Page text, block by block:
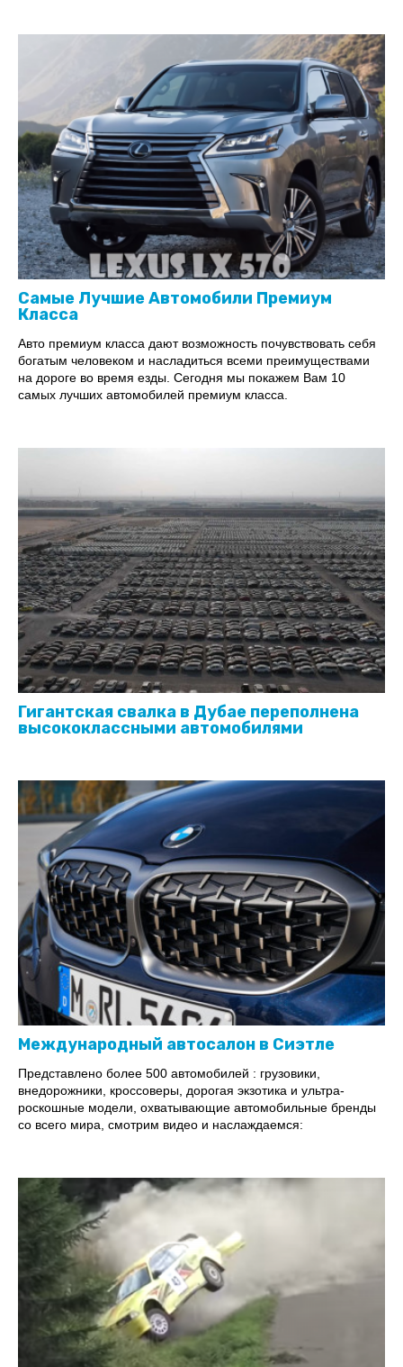
Самые Лучшие Автомобили Премиум
Класса
Авто премиум класса дают возможность почувствовать себя
богатым человеком и насладиться всеми преимуществами
на дороге во время езды. Сегодня мы покажем Вам 10
самых лучших автомобилей премиум класса.
Гигантская свалка в Дубае переполнена
высококлассными автомобилями
Международный автосалон в Сиэтле
Представлено более 500 автомобилей : грузовики,
внедорожники, кроссоверы, дорогая экзотика и ультра-
роскошные модели, охватывающие автомобильные бренды
со всего мира, смотрим видео и наслаждаемся: